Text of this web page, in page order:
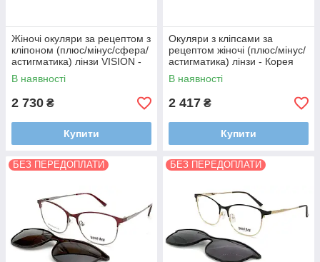
Жіночі окуляри за рецептом з
кліпоном (плюс/мінус/сфера/
астигматика) лінзи VISION -
Корея
В наявності
2 730 ₴
Купити
Окуляри з кліпсами за
рецептом жіночі (плюс/мінус/
астигматика) лінзи - Корея
В наявності
2 417 ₴
Купити
БЕЗ ПЕРЕДОПЛАТИ БЕЗ ПЕРЕДОПЛАТИ